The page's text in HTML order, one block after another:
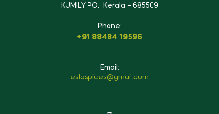
KUMILY PO, Kerala – 685509
Phone:
+91 88484 19596
Email:
eslaspices@gmail.com